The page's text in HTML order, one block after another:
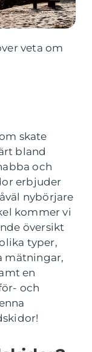
veta om
skate
bland
och
erbjuder
nybörjare
kommer vi
översikt
typer,
mätningar,
en
och